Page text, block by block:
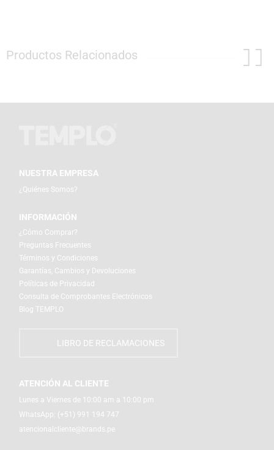
Productos Relacionados
NUESTRA EMPRESA
¿Quiénes Somos?
INFORMACIÓN
¿Cómo Comprar?
Preguntas Frecuentes
Términos y Condiciones
Garantías, Cambios y Devoluciones
Políticas de Privacidad
Consulta de Comprobantes Electrónicos
Blog TEMPLO
LIBRO DE RECLAMACIONES
ATENCIÓN AL CLIENTE
Lunes a Viernes de 10:00 am a 10:00 pm
WhatsApp: (+51) 991 194 747
atencionalcliente@brands.pe